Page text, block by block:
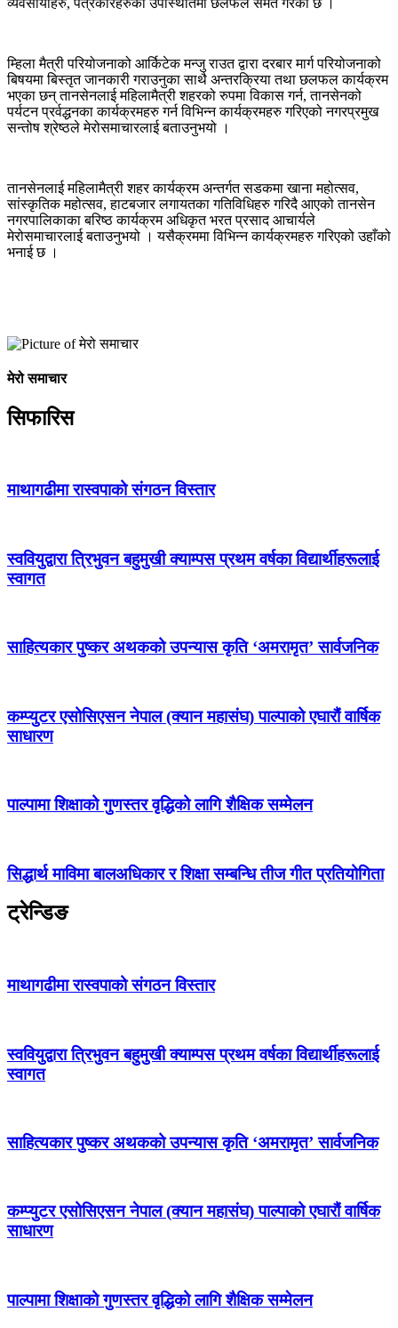
व्यवसायीहरु, पत्रकारहरुको उपस्थितिमा छलफल समेत गरेको छ ।
म्हिला मैत्री परियोजनाको आर्किटेक मन्जु राउत द्वारा दरबार मार्ग परियोजनाको
बिषयमा बिस्तृत जानकारी गराउनुका साथै अन्तरक्रिया तथा छलफल कार्यक्रम
भएका छन् तानसेनलाई महिलामैत्री शहरको रुपमा विकास गर्न, तानसेनको
पर्यटन प्रर्वद्धनका कार्यक्रमहरु गर्न विभिन्न कार्यक्रमहरु गरिएको नगरप्रमुख
सन्तोष श्रेष्ठले मेरोसमाचारलाई बताउनुभयो ।
तानसेनलाई महिलामैत्री शहर कार्यक्रम अन्तर्गत सडकमा खाना महोत्सव,
सांस्कृतिक महोत्सव, हाटबजार लगायतका गतिविधिहरु गरिदै आएको तानसेन
नगरपालिकाका बरिष्ठ कार्यक्रम अधिकृत भरत प्रसाद आचार्यले
मेरोसमाचारलाई बताउनुभयो । यसैक्रममा विभिन्न कार्यक्रमहरु गरिएको उहाँको
भनाई छ ।
मेरो समाचार
सिफारिस
माथागढीमा रास्वपाको संगठन विस्तार
स्ववियुद्वारा त्रिभुवन बहुमुखी क्याम्पस प्रथम वर्षका विद्यार्थीहरूलाई
स्वागत
साहित्यकार पुष्कर अथकको उपन्यास कृति ‘अमरामृत’ सार्वजनिक
कम्प्युटर एसोसिएसन नेपाल (क्यान महासंघ) पाल्पाको एघारौं वार्षिक
साधारण
पाल्पामा शिक्षाको गुणस्तर वृद्धिको लागि शैक्षिक सम्मेलन
सिद्धार्थ माविमा बालअधिकार र शिक्षा सम्बन्धि तीज गीत प्रतियोगिता
ट्रेन्डिङ
माथागढीमा रास्वपाको संगठन विस्तार
स्ववियुद्वारा त्रिभुवन बहुमुखी क्याम्पस प्रथम वर्षका विद्यार्थीहरूलाई
स्वागत
साहित्यकार पुष्कर अथकको उपन्यास कृति ‘अमरामृत’ सार्वजनिक
कम्प्युटर एसोसिएसन नेपाल (क्यान महासंघ) पाल्पाको एघारौं वार्षिक
साधारण
पाल्पामा शिक्षाको गुणस्तर वृद्धिको लागि शैक्षिक सम्मेलन